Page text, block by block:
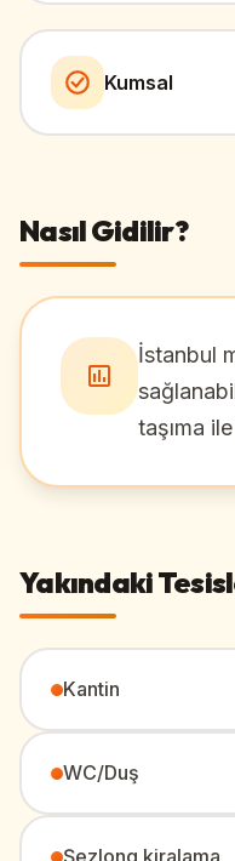
Kumsal
Nasıl Gidilir?
İstanbul
taşıma
Yakındaki
Kantin
WC/Duş
Şezlong kiralama